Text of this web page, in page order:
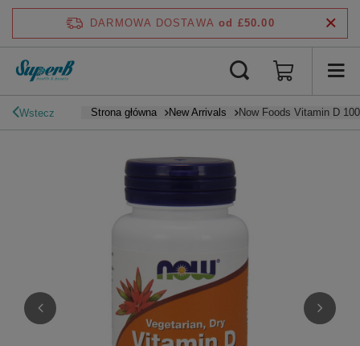
DARMOWA DOSTAWA od £50.00
Wstecz Strona główna New Arrivals Now Foods Vitamin D